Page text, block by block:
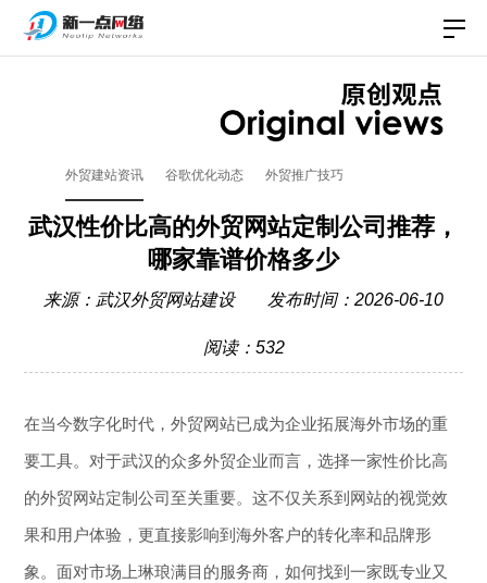
外贸建站资讯 谷歌优化动态 外贸推广技巧
武汉性价比高的外贸网站定制公司推荐，
哪家靠谱价格多少
来源： 武汉外贸网站建设 发布时间：2026-06-10
阅读：532
在当今数字化时代，外贸网站已成为企业拓展海外市场的重
要工具。对于武汉的众多外贸企业而言，选择一家性价比高
的外贸网站定制公司至关重要。这不仅关系到网站的视觉效
果和用户体验，更直接影响到海外客户的转化率和品牌形
象。面对市场上琳琅满目的服务商，如何找到一家既专业又